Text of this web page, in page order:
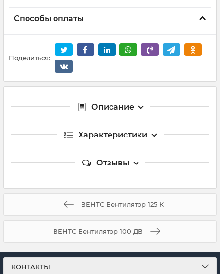
Способы оплаты
Поделиться:
Описание
Характеристики
Отзывы
ВЕНТС Вентилятор 125 К
ВЕНТС Вентилятор 100 ДВ
КОНТАКТЫ